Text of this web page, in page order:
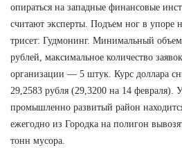
опираться на западные финансовые
считают эксперты. Подъем ног в упоре
трисет: Гудмонинг. Минимальный
рублей, максимальное количество
организации — 5 штук. Курс доллара
29,2583 рубля (29,3200 на 14 февраля).
промышленно развитый район
ежегодно из Городка на полигон
тонн мусора.